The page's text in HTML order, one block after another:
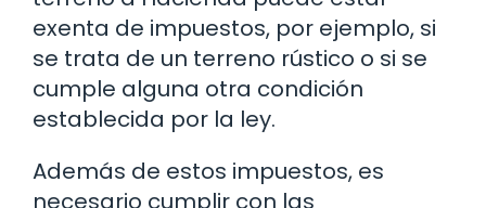
exenta de impuestos, por ejemplo, si
se trata de un terreno rústico o si se
cumple alguna otra condición
establecida por la ley.
Además de estos impuestos, es
necesario cumplir con las